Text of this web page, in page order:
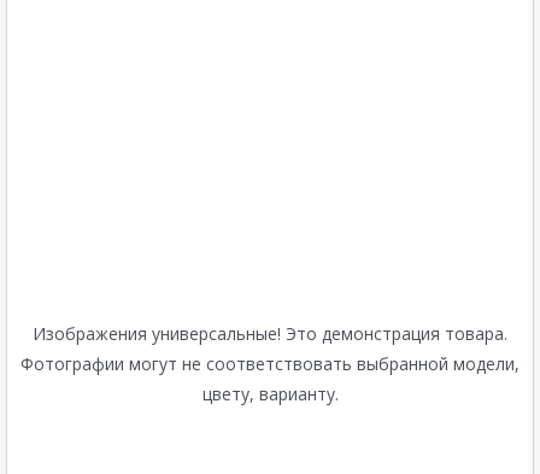
Изображения универсальные! Это демонстрация товара.
Фотографии могут не соответствовать выбранной модели,
цвету, варианту.